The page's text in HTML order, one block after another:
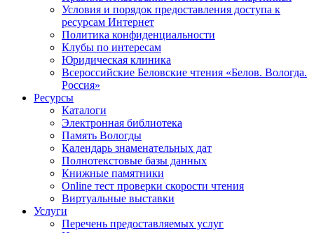
Условия и порядок предоставления доступа к
ресурсам Интернет
Политика конфиденциальности
Клубы по интересам
Юридическая клиника
Всероссийские Беловские чтения «Белов. Вологда.
Россия»
Ресурсы
Каталоги
Электронная библиотека
Память Вологды
Календарь знаменательных дат
Полнотекстовые базы данных
Книжные памятники
Online тест проверки скорости чтения
Виртуальные выставки
Услуги
Перечень предоставляемых услуг